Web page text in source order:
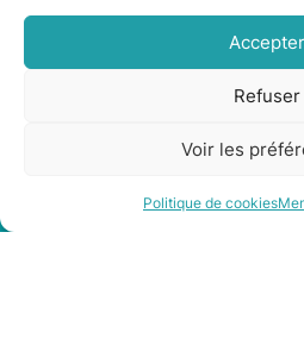
Accepter
Refuser
Voir les
Politique de cookies
Être rappelé
Panneaux solaires installés